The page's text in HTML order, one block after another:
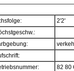
2'2'
82 80